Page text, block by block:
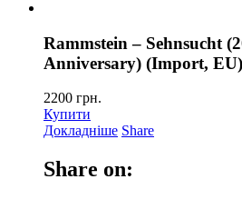
Rammstein – Sehnsucht
Anniversary) (Import,
2200 грн.
Купити
Докладніше Share
Share on: